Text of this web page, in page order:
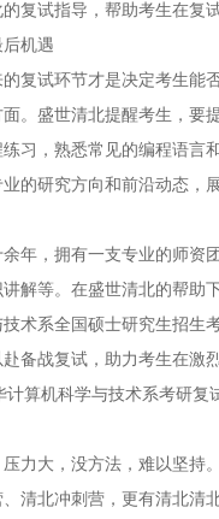
复试指导，帮助考生在复
机遇
复试环节才是决定考生
。盛世清北提醒考生，要
习，熟悉常见的编程语言
的研究方向和前沿动态，
年，拥有一支专业的师资
解等。在盛世清北的帮助
术系全国硕士研究生招
备战复试，助力考生在激
计算机科学与技术系考研
力大，没方法，难以坚持
清北冲刺营，更有清北清